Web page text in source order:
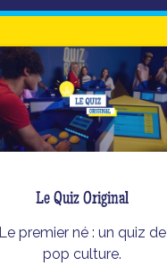
Le Quiz Original
Le premier né : un quiz de
pop culture.